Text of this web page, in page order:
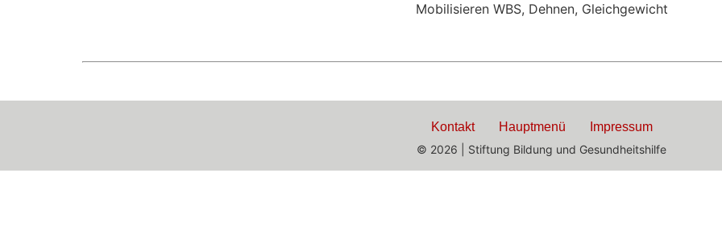
Mobilisieren WBS, Dehnen, Gleichgewicht
Kontakt Hauptmenü
Impressum
© 2026 | Stiftung Bildung und Gesundheitshilfe